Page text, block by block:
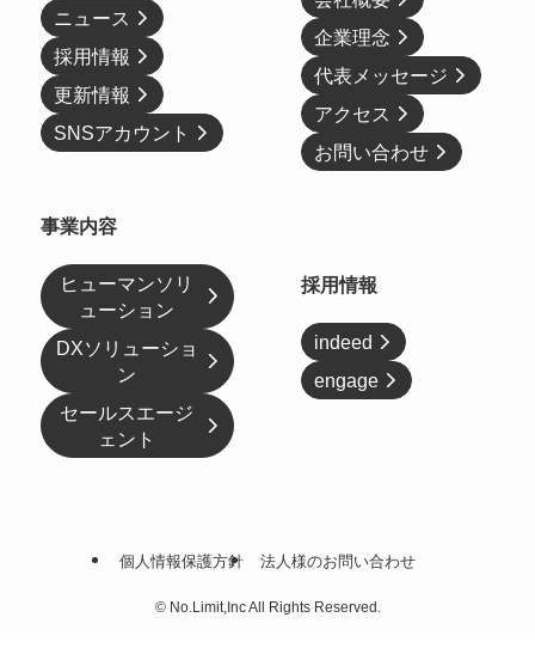
ニュース
採用情報
更新情報
SNSアカウント
企業理念
代表メッセージ
アクセス
お問い合わせ
事業内容
ヒューマンソリ
ューション
DXソリューショ
ン
セールスエージ
ェント
採用情報
indeed
engage
個人情報保護方針 法人様のお問い合わせ
©No.Limit,Inc All Rights Reserved.